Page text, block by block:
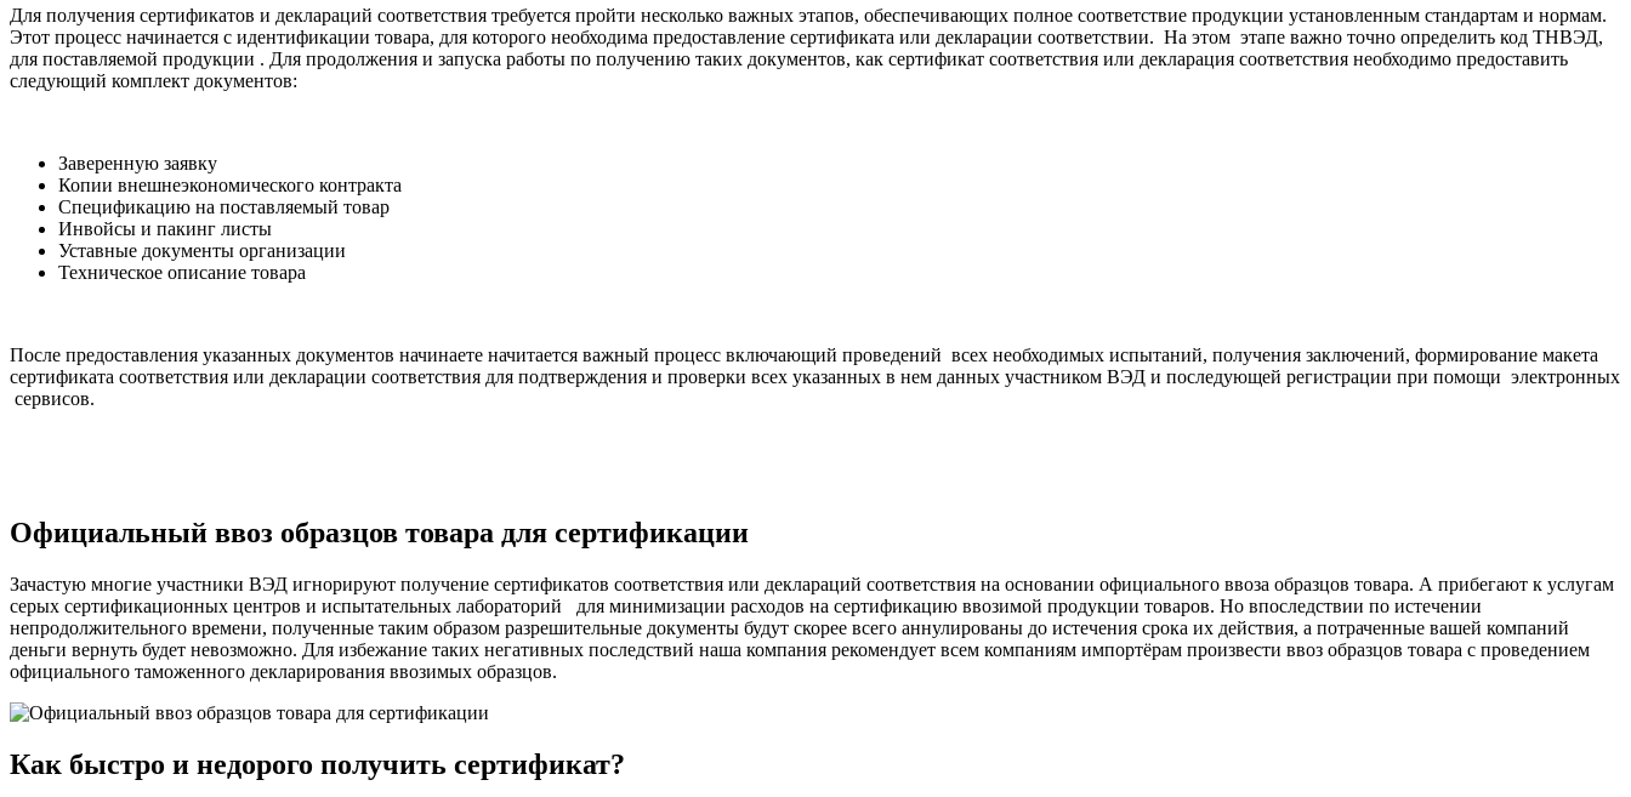
Для получения сертификатов и деклараций соответствия требуется пройти несколько важных этапов, обеспечивающих полное соответствие продукции установленным стандартам и нормам.
Этот процесс начинается с идентификации товара, для которого необходима предоставление сертификата или декларации соответствии. На этом этапе важно точно определить код ТНВЭД,
для поставляемой продукции . Для продолжения и запуска работы по получению таких документов, как сертификат соответствия или декларация соответствия необходимо предоставить
следующий комплект документов:
Заверенную заявку
Копии внешнеэкономического контракта
Спецификацию на поставляемый товар
Инвойсы и пакинг листы
Уставные документы организации
Техническое описание товара
После предоставления указанных документов начинаете начитается важный процесс включающий проведений всех необходимых испытаний, получения заключений, формирование макета
сертификата соответствия или декларации соответствия для подтверждения и проверки всех указанных в нем данных участником ВЭД и последующей регистрации при помощи электронных
сервисов.
Официальный ввоз образцов товара для сертификации
Зачастую многие участники ВЭД игнорируют получение сертификатов соответствия или деклараций соответствия на основании официального ввоза образцов товара. А прибегают к услугам
серых сертификационных центров и испытательных лабораторий для минимизации расходов на сертификацию ввозимой продукции товаров. Но впоследствии по истечении
непродолжительного времени, полученные таким образом разрешительные документы будут скорее всего аннулированы до истечения срока их действия, а потраченные вашей компаний
деньги вернуть будет невозможно. Для избежание таких негативных последствий наша компания рекомендует всем компаниям импортёрам произвести ввоз образцов товара с проведением
официального таможенного декларирования ввозимых образцов.
Как быстро и недорого получить сертификат?